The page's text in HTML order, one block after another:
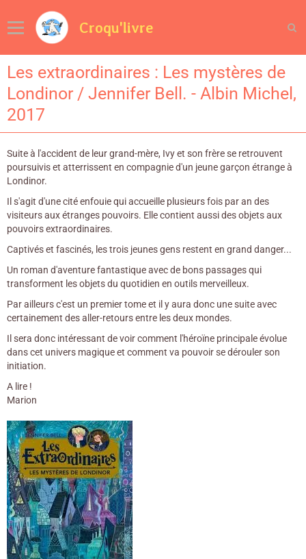
Croqu'livre
Les extraordinaires : Les mystères de
Londinor / Jennifer Bell. - Albin Michel,
2017
Suite à l'accident de leur grand-mère, Ivy et son frère se retrouvent
poursuivis et atterrissent en compagnie d'un jeune garçon étrange à
Londinor.
Il s'agit d'une cité enfouie qui accueille plusieurs fois par an des
visiteurs aux étranges pouvoirs. Elle contient aussi des objets aux
pouvoirs extraordinaires.
Captivés et fascinés, les trois jeunes gens restent en grand danger...
Un roman d'aventure fantastique avec de bons passages qui
transforment les objets du quotidien en outils merveilleux.
Par ailleurs c'est un premier tome et il y aura donc une suite avec
certainement des aller-retours entre les deux mondes.
Il sera donc intéressant de voir comment l'héroïne principale évolue
dans cet univers magique et comment va pouvoir se dérouler son
initiation.
A lire !
Marion